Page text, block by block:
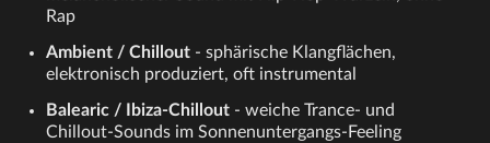
Rap
Ambient / Chillout - sphärische Klangflächen,
elektronisch produziert, oft instrumental
Balearic / Ibiza-Chillout - weiche Trance- und
Chillout-Sounds im Sonnenuntergangs-Feeling